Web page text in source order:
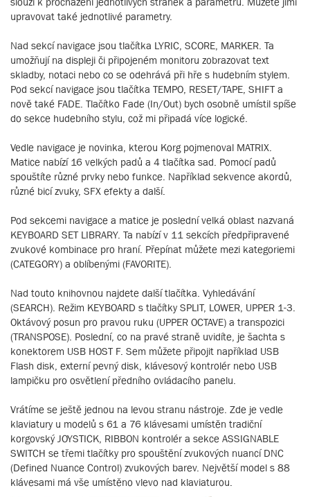
upravovat také jednotlivé parametry.
Nad sekcí navigace jsou tlačítka LYRIC, SCORE, MARKER. Ta
umožňují na displeji či připojeném monitoru zobrazovat text
skladby, notaci nebo co se odehrává při hře s hudebním stylem.
Pod sekcí navigace jsou tlačítka TEMPO, RESET/TAPE, SHIFT a
nově také FADE. Tlačítko Fade (In/Out) bych osobně umístil spíše
do sekce hudebního stylu, což mi připadá více logické.
Vedle navigace je novinka, kterou Korg pojmenoval MATRIX.
Matice nabízí 16 velkých padů a 4 tlačítka sad. Pomocí padů
spouštíte různé prvky nebo funkce. Například sekvence akordů,
různé bicí zvuky, SFX efekty a další.
Pod sekcemi navigace a matice je poslední velká oblast nazvaná
KEYBOARD SET LIBRARY. Ta nabízí v 11 sekcích předpřipravené
zvukové kombinace pro hraní. Přepínat můžete mezi kategoriemi
(CATEGORY) a oblíbenými (FAVORITE).
Nad touto knihovnou najdete další tlačítka. Vyhledávání
(SEARCH). Režim KEYBOARD s tlačítky SPLIT, LOWER, UPPER 1-3.
Oktávový posun pro pravou ruku (UPPER OCTAVE) a transpozici
(TRANSPOSE). Poslední, co na pravé straně uvidíte, je šachta s
konektorem USB HOST F. Sem můžete připojit například USB
Flash disk, externí pevný disk, klávesový kontrolér nebo USB
lampičku pro osvětlení předního ovládacího panelu.
Vrátíme se ještě jednou na levou stranu nástroje. Zde je vedle
klaviatury u modelů s 61 a 76 klávesami umístěn tradiční
korgovský JOYSTICK, RIBBON kontrolér a sekce ASSIGNABLE
SWITCH se třemi tlačítky pro spouštění zvukových nuancí DNC
(Defined Nuance Control) zvukových barev. Největší model s 88
klávesami má vše umístěno vlevo nad klaviaturou.